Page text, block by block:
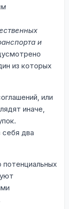
и
из которых
или
иначе,
два